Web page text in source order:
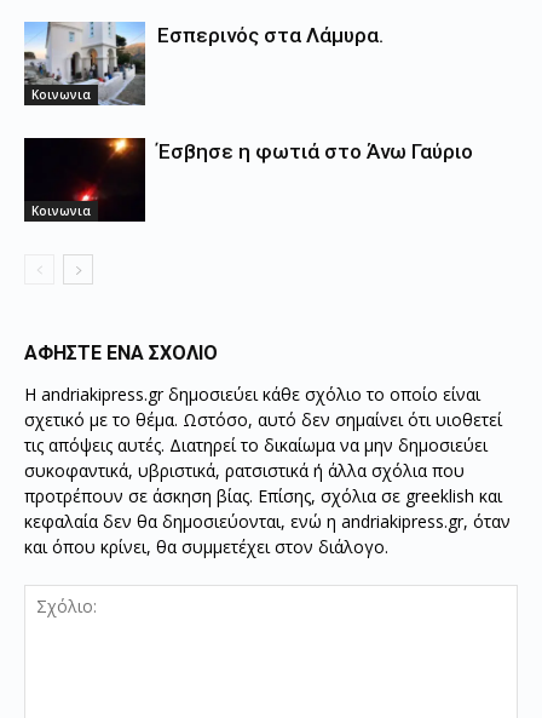
Κοινωνια
Εσπερινός στα Λάμυρα.
Κοινωνια
Έσβησε η φωτιά στο Άνω Γαύριο
ΑΦΗΣΤΕ ΕΝΑ ΣΧΟΛΙΟ
Η andriakipress.gr δημοσιεύει κάθε σχόλιο το οποίο είναι
σχετικό με το θέμα. Ωστόσο, αυτό δεν σημαίνει ότι υιοθετεί
τις απόψεις αυτές. Διατηρεί το δικαίωμα να μην δημοσιεύει
συκοφαντικά, υβριστικά, ρατσιστικά ή άλλα σχόλια που
προτρέπουν σε άσκηση βίας. Επίσης, σχόλια σε greeklish και
κεφαλαία δεν θα δημοσιεύονται, ενώ η andriakipress.gr, όταν
και όπου κρίνει, θα συμμετέχει στον διάλογο.